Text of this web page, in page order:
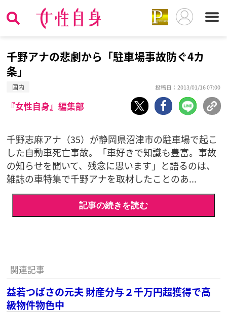
千野アナの悲劇から「駐車場事故防ぐ4カ
条」
国内 投稿日：2013/01/16 07:00
『女性自身』編集部
千野志麻アナ（35）が静岡県沼津市の駐車場で起こ
した自動車死亡事故。「車好きで知識も豊富。事故
の知らせを聞いて、残念に思います」と語るのは、
雑誌の車特集で千野アナを取材したことのあ...
記事の続きを読む
関連記事
益若つばさの元夫 財産分与２千万円超獲得で高
級物件物色中